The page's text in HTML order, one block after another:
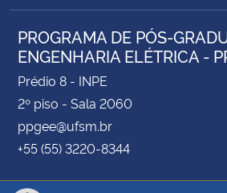
PROGRAMA DE PÓS-
ENGENHARIA ELÉTRICA -
Prédio 8 - INPE
2º piso - Sala 2060
ppgee@ufsm.br
+55 (55) 3220-8344